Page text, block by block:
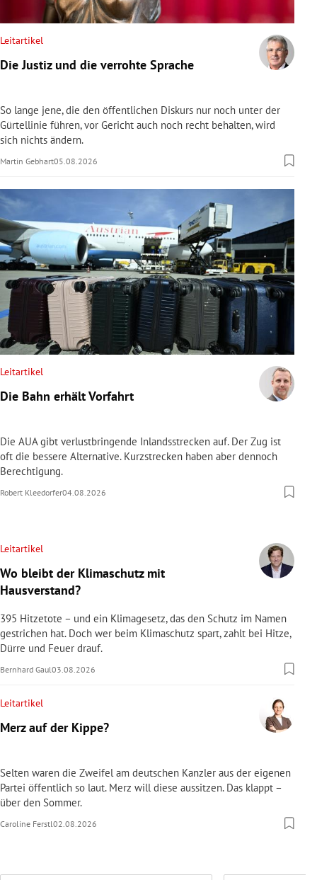
Untermenü
Untermenü
Untermenü
Untermenü
Untermenü
Untermenü
Leitartikel
Die Justiz und die verrohte Sprache
So lange jene, die den öffentlichen Diskurs nur noch unter der
Gürtellinie führen, vor Gericht auch noch recht behalten, wird
sich nichts ändern.
Martin Gebhart05.08.2026
Leitartikel
Die Bahn erhält Vorfahrt
Die AUA gibt verlustbringende Inlandsstrecken auf. Der Zug ist
oft die bessere Alternative. Kurzstrecken haben aber dennoch
Berechtigung.
Robert Kleedorfer04.08.2026
Leitartikel
Wo bleibt der Klimaschutz mit
Hausverstand?
395 Hitzetote – und ein Klimagesetz, das den Schutz im Namen
gestrichen hat. Doch wer beim Klimaschutz spart, zahlt bei Hitze,
Dürre und Feuer drauf.
Bernhard Gaul03.08.2026
Leitartikel
Merz auf der Kippe?
Selten waren die Zweifel am deutschen Kanzler aus der eigenen
Partei öffentlich so laut. Merz will diese aussitzen. Das klappt –
über den Sommer.
Caroline Ferstl02.08.2026